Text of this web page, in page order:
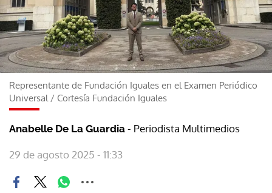
Representante de Fundación Iguales en el Examen Periódico
Universal / Cortesía Fundación Iguales
Anabelle De La Guardia - Periodista Multimedios
29 de agosto 2025 - 11:33